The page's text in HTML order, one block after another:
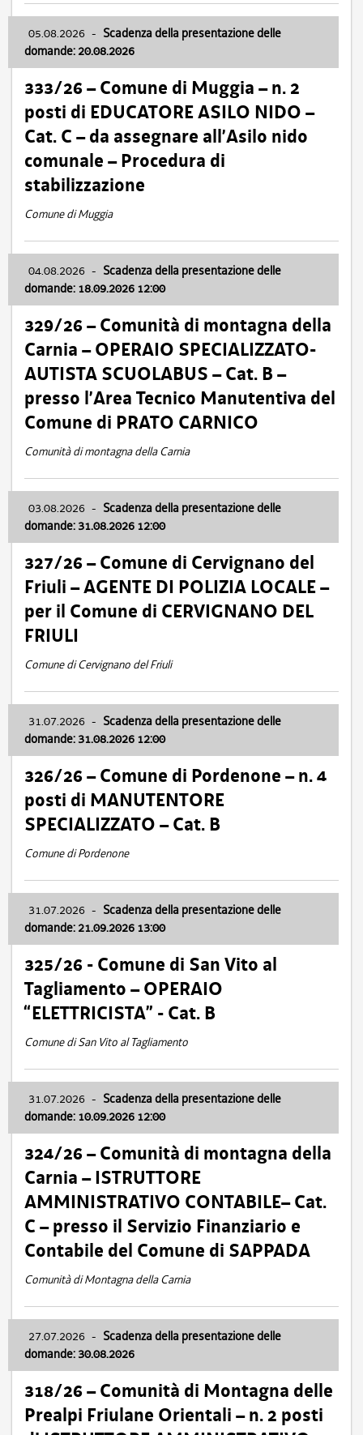
05.08.2026 - Scadenza della presentazione delle
domande: 20.08.2026
333/26 – Comune di Muggia – n. 2
posti di EDUCATORE ASILO NIDO –
Cat. C – da assegnare all’Asilo nido
comunale – Procedura di
stabilizzazione
Comune di Muggia
04.08.2026 - Scadenza della presentazione delle
domande: 18.09.2026 12:00
329/26 – Comunità di montagna della
Carnia – OPERAIO SPECIALIZZATO-
AUTISTA SCUOLABUS – Cat. B –
presso l’Area Tecnico Manutentiva del
Comune di PRATO CARNICO
Comunità di montagna della Carnia
03.08.2026 - Scadenza della presentazione delle
domande: 31.08.2026 12:00
327/26 – Comune di Cervignano del
Friuli – AGENTE DI POLIZIA LOCALE –
per il Comune di CERVIGNANO DEL
FRIULI
Comune di Cervignano del Friuli
31.07.2026 - Scadenza della presentazione delle
domande: 31.08.2026 12:00
326/26 – Comune di Pordenone – n. 4
posti di MANUTENTORE
SPECIALIZZATO – Cat. B
Comune di Pordenone
31.07.2026 - Scadenza della presentazione delle
domande: 21.09.2026 13:00
325/26 - Comune di San Vito al
Tagliamento – OPERAIO
“ELETTRICISTA” - Cat. B
Comune di San Vito al Tagliamento
31.07.2026 - Scadenza della presentazione delle
domande: 10.09.2026 12:00
324/26 – Comunità di montagna della
Carnia – ISTRUTTORE
AMMINISTRATIVO CONTABILE– Cat.
C – presso il Servizio Finanziario e
Contabile del Comune di SAPPADA
Comunità di Montagna della Carnia
27.07.2026 - Scadenza della presentazione delle
domande: 30.08.2026
318/26 – Comunità di Montagna delle
Prealpi Friulane Orientali – n. 2 posti